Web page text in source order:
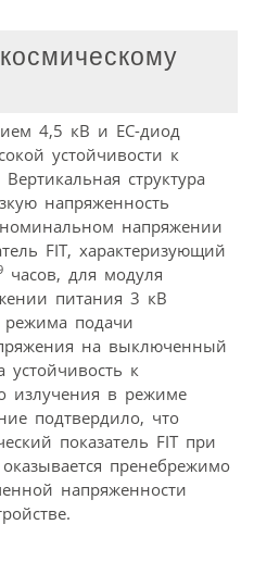
4,5 кВ и EC-диод
устойчивости к
структура
напряженность
напряжении
FIT, характеризующий
часов, для модуля
питания 3 кВ
режима подачи
на выключенный
устойчивость к
излучения в режиме
подтвердило, что
показатель FIT при
пренебрежимо
напряженности